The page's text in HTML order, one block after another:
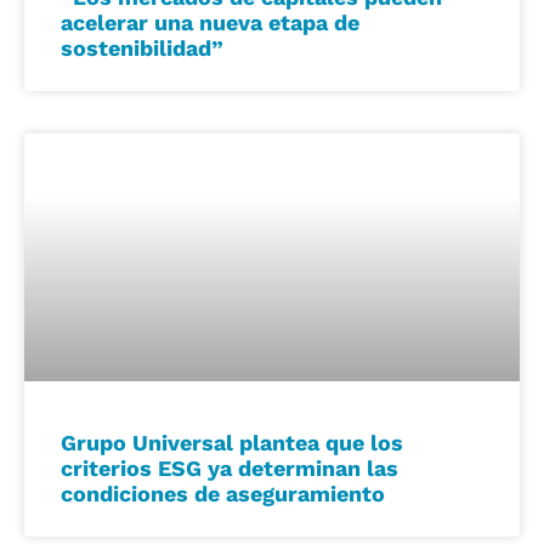
acelerar una nueva etapa de
sostenibilidad”
Grupo Universal plantea que los
criterios ESG ya determinan las
condiciones de aseguramiento